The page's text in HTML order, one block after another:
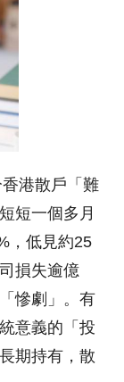
港散戶「難
短一個多月
，低見約25
損失逾億
慘劇」。有
意義的「投
期持有，散